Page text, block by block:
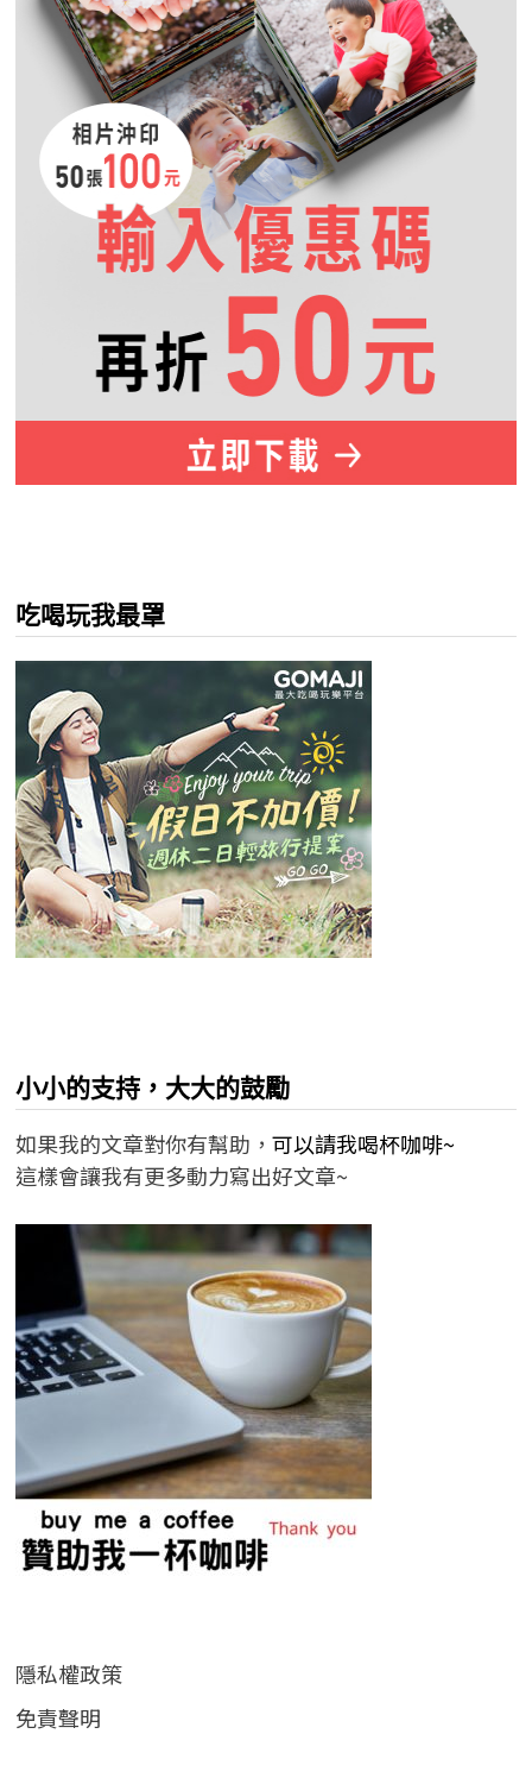
吃喝玩我最罩
小小的支持，大大的鼓勵
如果我的文章對你有幫助， 可以請我喝杯咖啡~
這樣會讓我有更多動力寫出好文章~
隱私權政策
免責聲明